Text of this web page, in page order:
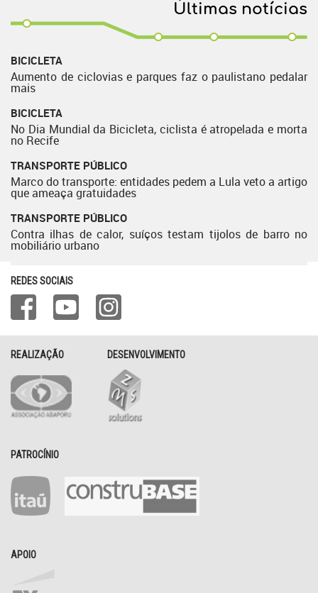
Últimas notícias
BICICLETA
Aumento de ciclovias e parques faz o paulistano pedalar
mais
BICICLETA
No Dia Mundial da Bicicleta, ciclista é atropelada e morta
no Recife
TRANSPORTE PÚBLICO
Marco do transporte: entidades pedem a Lula veto a artigo
que ameaça gratuidades
TRANSPORTE PÚBLICO
Contra ilhas de calor, suíços testam tijolos de barro no
mobiliário urbano
REDES SOCIAIS
REALIZAÇÃO DESENVOLVIMENTO
PATROCÍNIO
APOIO